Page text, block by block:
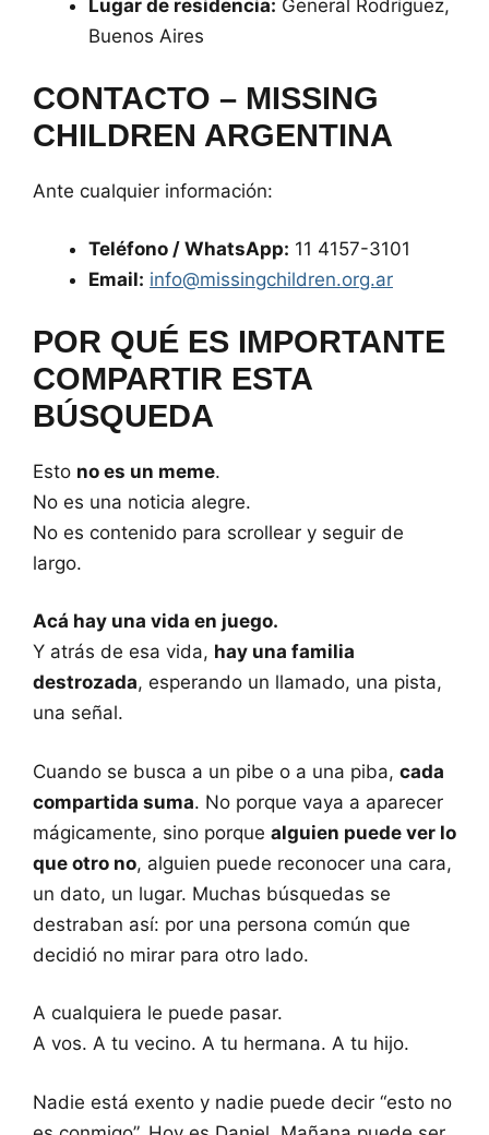
Lugar de residencia: General Rodríguez,
Buenos Aires
CONTACTO – MISSING
CHILDREN ARGENTINA
Ante cualquier información:
Teléfono / WhatsApp: 11 4157-3101
Email: info@missingchildren.org.ar
POR QUÉ ES IMPORTANTE
COMPARTIR ESTA
BÚSQUEDA
Esto no es un meme.
No es una noticia alegre.
No es contenido para scrollear y seguir de
largo.
Acá hay una vida en juego.
Y atrás de esa vida, hay una familia
destrozada, esperando un llamado, una pista,
una señal.
Cuando se busca a un pibe o a una piba, cada
compartida suma. No porque vaya a aparecer
mágicamente, sino porque alguien puede ver lo
que otro no, alguien puede reconocer una cara,
un dato, un lugar. Muchas búsquedas se
destraban así: por una persona común que
decidió no mirar para otro lado.
A cualquiera le puede pasar.
A vos. A tu vecino. A tu hermana. A tu hijo.
Nadie está exento y nadie puede decir “esto no